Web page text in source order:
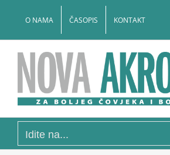
O NAMA ČASOPIS KONTAKT
Idite na...